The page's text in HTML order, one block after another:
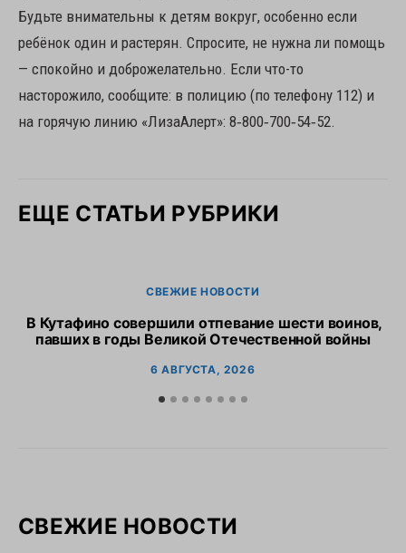
Будьте внимательны к детям вокруг, особенно если
ребёнок один и растерян. Спросите, не нужна ли помощь
— спокойно и доброжелательно. Если что-то
насторожило, сообщите: в полицию (по телефону 112) и
на горячую линию «ЛизаАлерт»: 8‑800‑700‑54‑52.
ЕЩЕ СТАТЬИ РУБРИКИ
СВЕЖИЕ НОВОСТИ
В Кутафино совершили отпевание шести воинов,
павших в годы Великой Отечественной войны
6 АВГУСТА, 2026
СВЕЖИЕ НОВОСТИ